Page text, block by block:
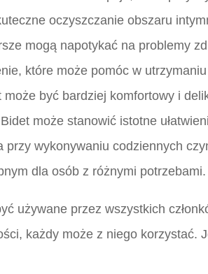
oczyszczanie obszaru
mogą napotykać na problemy
które może pomóc w
być bardziej komfortowy i
może stanowić istotne
wykonywaniu codziennych
dla osób z różnymi potrzebami.
używane przez wszystkich
każdy może z niego